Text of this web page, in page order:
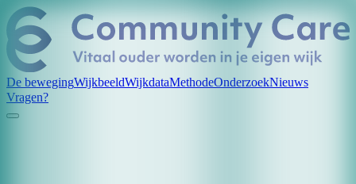
De bewegingWijkbeeldWijkdataMethodeOnderzoekNieuws
Vragen?